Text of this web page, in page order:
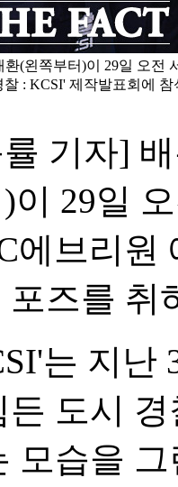
(왼쪽부터)이 29일 오전
: KCSI' 제작발표회에
기자]
이 29일
에브리원
포즈를 취
는 지난
도시
모습을